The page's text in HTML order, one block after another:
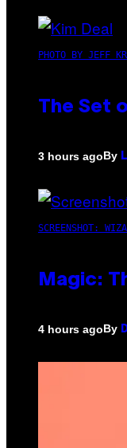
PHOTO BY JEFF
The Set
3 hours agoBy
SCREENSHOT:
Magic:
4 hours agoBy